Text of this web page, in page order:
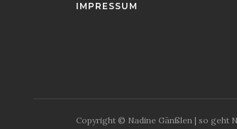
IMPRESSUM
Copyright © Nadine Gänßlen | so geht